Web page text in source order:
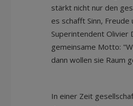
stärkt nicht nur den
es schafft Sinn,
Superintendent Olivier
gemeinsame Motto:
dann wollen sie Raum
In einer Zeit